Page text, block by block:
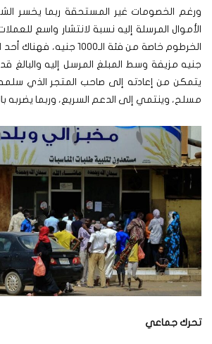
ورغم الخصومات غير المستحقة ربما يخسر
الأموال المرسلة إليه نسبة لانتشار واسع
يتمكن من إعادته إلى صاحب المتجر الذي
مسلح، وينتمي إلى الدعم السريع، وربما يضربه
تحرك جماعي